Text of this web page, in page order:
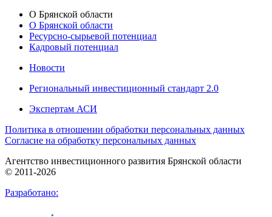
О Брянской области
О Брянской области
Ресурсно-сырьевой потенциал
Кадровый потенциал
Новости
Региональный инвестиционный стандарт 2.0
Экспертам АСИ
Политика в отношении обработки персональных данных
Согласие на обработку персональных данных
Агентство инвестиционного развития Брянской области
© 2011-2026
Разработано: